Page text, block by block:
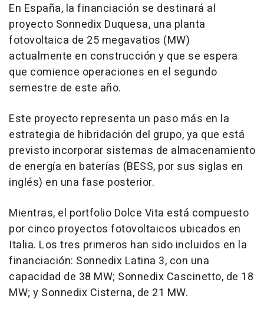
En España, la financiación se destinará al
proyecto Sonnedix Duquesa, una planta
fotovoltaica de 25 megavatios (MW)
actualmente en construcción y que se espera
que comience operaciones en el segundo
semestre de este año.
Este proyecto representa un paso más en la
estrategia de hibridación del grupo, ya que está
previsto incorporar sistemas de almacenamiento
de energía en baterías (BESS, por sus siglas en
inglés) en una fase posterior.
Mientras, el portfolio Dolce Vita está compuesto
por cinco proyectos fotovoltaicos ubicados en
Italia. Los tres primeros han sido incluidos en la
financiación: Sonnedix Latina 3, con una
capacidad de 38 MW; Sonnedix Cascinetto, de 18
MW; y Sonnedix Cisterna, de 21 MW.